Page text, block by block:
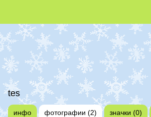
tes
инфо фотографии (2) значки (0)